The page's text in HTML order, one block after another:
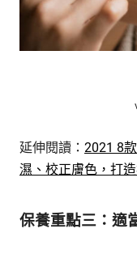
延伸閱讀： 2021 8
濕、校正膚色，打
保養重點三：適